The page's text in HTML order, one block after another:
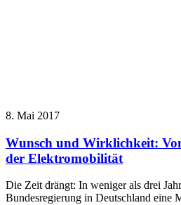
8. Mai 2017
Wunsch und Wirklichkeit:
der Elektromobilität
Die Zeit drängt: In weniger als drei
Bundesregierung in Deutschland